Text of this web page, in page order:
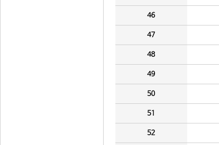
46
47
48
49
50
51
52